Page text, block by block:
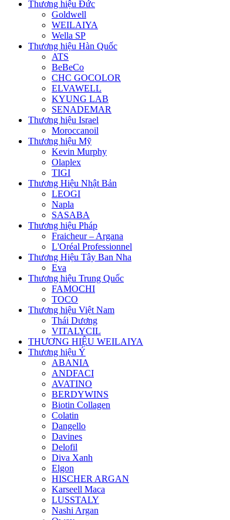
Thương hiệu Đức
Goldwell
WEILAIYA
Wella SP
Thương hiệu Hàn Quốc
ATS
BeBeCo
CHC GOCOLOR
ELVAWELL
KYUNG LAB
SENADEMAR
Thương hiệu Israel
Moroccanoil
Thương hiệu Mỹ
Kevin Murphy
Olaplex
TIGI
Thương Hiệu Nhật Bản
LEOGI
Napla
SASABA
Thương hiệu Pháp
Fraicheur – Argana
L'Oréal Professionnel
Thương Hiệu Tây Ban Nha
Eva
Thương hiệu Trung Quốc
FAMOCHI
TOCO
Thương hiệu Việt Nam
Thái Dương
VITALYCIL
THƯƠNG HIỆU WEILAIYA
Thương hiệu Ý
ABANIA
ANDFACI
AVATINO
BERDYWINS
Biotin Collagen
Colatin
Dangello
Davines
Delofil
Diva Xanh
Elgon
HISCHER ARGAN
Karseell Maca
LUSSTALY
Nashi Argan